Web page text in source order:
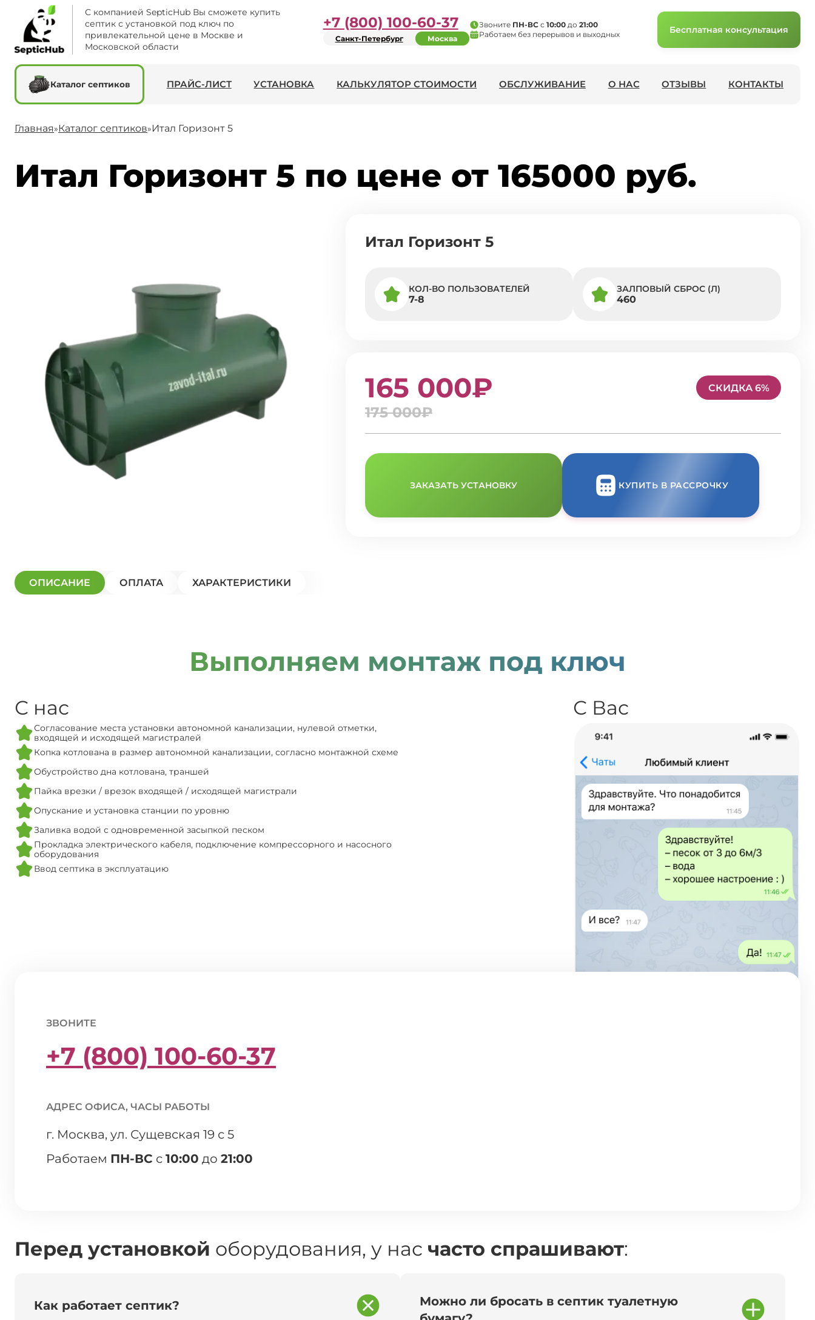
С компанией SepticHub Вы сможете купить
септик с установкой под ключ по
привлекательной цене в Москве и
Московской области
+7 (800) 100-60-37
Санкт-Петербург Москва
Звоните ПН-ВСс 10:00до 21:00
Работаем без перерывов и выходных
Бесплатная консультация
Каталог септиков ПРАЙС-ЛИСТ УСТАНОВКА КАЛЬКУЛЯТОР СТОИМОСТИ ОБСЛУЖИВАНИЕ О НАС ОТЗЫВЫ КОНТАКТЫ
Главная»Каталог септиков»Итал Горизонт 5
Итал Горизонт 5 по цене от 165000 руб.
Итал Горизонт 5
КОЛ-ВО ПОЛЬЗОВАТЕЛЕЙ
7-8
ЗАЛПОВЫЙ СБРОС (Л)
460
165 000₽
175 000₽
СКИДКА 6%
ЗАКАЗАТЬ УСТАНОВКУ КУПИТЬ В РАССРОЧКУ
ОПИСАНИЕ ОПЛАТА ХАРАКТЕРИСТИКИ
Выполняем монтаж под ключ
С нас
Согласование места установки автономной канализации, нулевой отметки,
входящей и исходящей магистралей
Копка котлована в размер автономной канализации, согласно монтажной схеме
Обустройство дна котлована, траншей
Пайка врезки / врезок входящей / исходящей магистрали
Опускание и установка станции по уровню
Заливка водой с одновременной засыпкой песком
Прокладка электрического кабеля, подключение компрессорного и насосного
оборудования
Ввод септика в эксплуатацию
С Вас
ЗВОНИТЕ
+7 (800) 100-60-37
АДРЕС ОФИСА, ЧАСЫ РАБОТЫ
г. Москва, ул. Сущевская 19 с 5
Работаем ПН-ВС с 10:00 до 21:00
Перед установкой оборудования, у нас часто спрашивают:
Как работает септик?
Можно ли бросать в септик туалетную